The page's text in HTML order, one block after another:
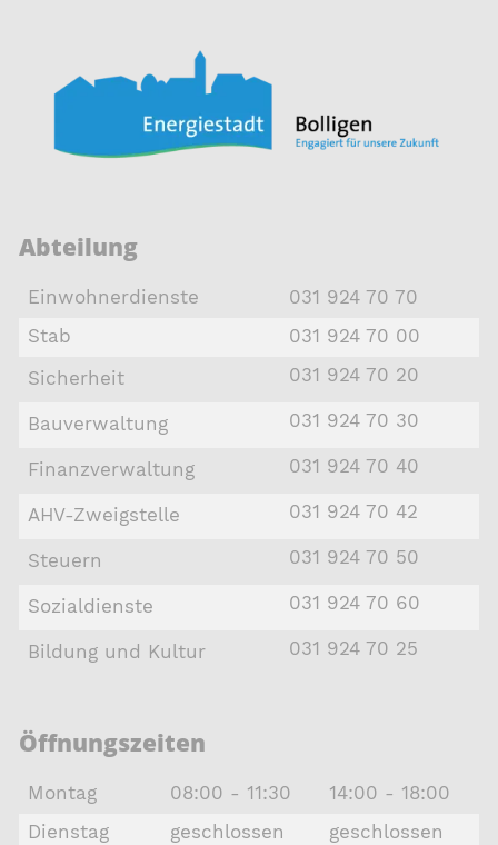
Abteilung
Einwohnerdienste
031 924 70 70
Stab
031 924 70 00
Sicherheit
031 924 70 20
Bauverwaltung 031 924 70 30
Finanzverwaltung 031 924 70 40
AHV-Zweigstelle 031 924 70 42
Steuern 031 924 70 50
Sozialdienste 031 924 70 60
Bildung und Kultur 031 924 70 25
Öffnungszeiten
Montag 08:00 - 11:30
14:00 - 18:00
Dienstag
geschlossen
geschlossen